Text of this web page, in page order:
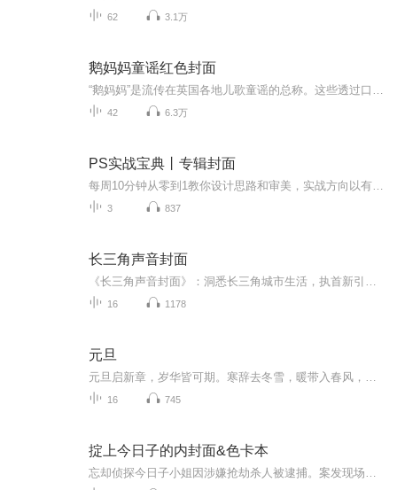
62 3.1万
鹅妈妈童谣红色封面
42 6.3万
PS实战宝典丨专辑封面
3 837
长三角声音封面
16 1178
元旦
16 745
掟上今日子的内封面&色卡本